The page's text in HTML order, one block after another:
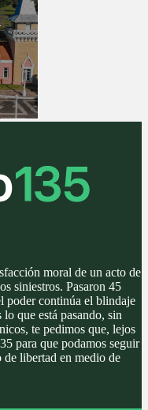
moral de un acto de
siniestros. Pasaron 45
poder continúa el blindaje
que está pasando, sin
te pedimos que, lejos
para que podamos seguir
libertad en medio de